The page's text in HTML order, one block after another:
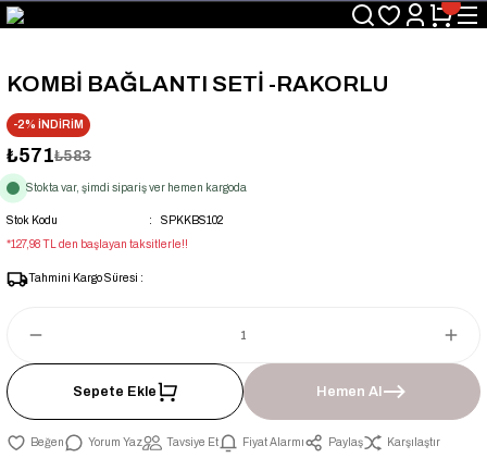
Üyelerimize Özel "uye2026" Koduyla Sepette Ekstra %3 İndirim
KAZAN-KASKAD İÇİN TEK ADRES
KOMBİ BAĞLANTI SETİ -RAKORLU
-2% İNDİRİM
₺571₺583
Stokta var, şimdi sipariş ver hemen kargoda
Stok Kodu
SPKKBS102
*127,98 TL den başlayan taksitlerle!!
Tahmini Kargo Süresi :
Sepete Ekle Hemen Al
Yorum Yaz Tavsiye Et Fiyat Alarmı Paylaş Karşılaştır